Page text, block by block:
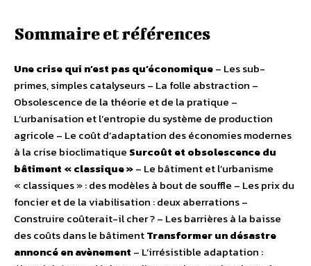
Sommaire et références
Une crise qui n’est pas qu’économique– Les sub-
primes, simples catalyseurs – La folle abstraction –
Obsolescence de la théorie et de la pratique –
L’urbanisation et l’entropie du système de production
agricole – Le coût d’adaptation des économies modernes
à la crise bioclimatique Surcoût et obsolescence du
bâtiment « classique »– Le bâtiment et l’urbanisme
« classiques » : des modèles à bout de souffle – Les prix du
foncier et de la viabilisation : deux aberrations –
Construire coûterait-il cher ? – Les barrières à la baisse
des coûts dans le bâtimentTransformer un désastre
annoncé en avènement – L’irrésistible adaptation :